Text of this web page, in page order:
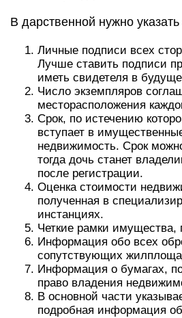
В дарственной нужно
Личные подписи всех
Лучше ставить подписи
иметь свидетеля в
Число экземпляров
месторасположения
Срок, по истечению
вступает в
недвижимость. Срок
тогда дочь станет
после регистрации.
Оценка стоимости
полученная в
инстанциях.
Четкие рамки имущества,
Информация обо всех
сопутствующих
Информация о бумагах,
право владения
В основной части
подробная информация